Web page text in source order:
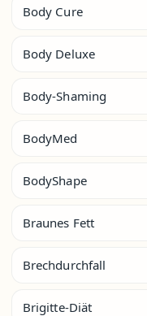
Body Cure
Body Deluxe
Body-Shaming
BodyMed
BodyShape
Braunes Fett
Brechdurchfall
Brigitte-Diät